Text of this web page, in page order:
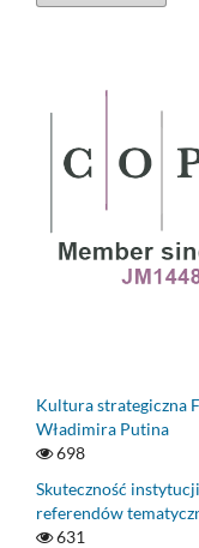
Kultura strategiczna
Władimira Putina
698
Skuteczność
referendów
631